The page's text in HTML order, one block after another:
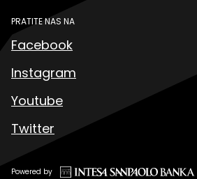
PRATITE NAS NA
Facebook
Instagram
Youtube
Twitter
Powered by